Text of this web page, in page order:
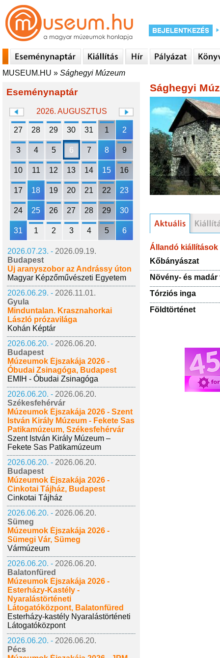
MUSEUM.HU » Sághegyi Múzeum
Eseménynaptár
2026. AUGUSZTUS
27 28 29 30 31 1 2
3 4 5 6 7 8 9
10 11 12 13 14 15 16
17 18 19 20 21 22 23
24 25 26 27 28 29 30
31 1 2 3 4 5 6
2026.07.23. - 2026.09.19.
Budapest
Új aranyszobor az Andrássy úton
Magyar Képzőművészeti Egyetem
2026.06.29. - 2026.11.01.
Gyula
Minduntalan. Krasznahorkai
László prózavilága
Kohán Képtár
2026.06.20. - 2026.06.20.
Budapest
Múzeumok Éjszakája 2026 -
Óbudai Zsinagóga, Budapest
EMIH - Óbudai Zsinagóga
2026.06.20. - 2026.06.20.
Székesfehérvár
Múzeumok Éjszakája 2026 - Szent
István Király Múzeum - Fekete Sas
Patikamúzeum, Székesfehérvár
Szent István Király Múzeum –
Fekete Sas Patikamúzeum
2026.06.20. - 2026.06.20.
Budapest
Múzeumok Éjszakája 2026 -
Cinkotai Tájház, Budapest
Cinkotai Tájház
2026.06.20. - 2026.06.20.
Sümeg
Múzeumok Éjszakája 2026 -
Sümegi Vár, Sümeg
Vármúzeum
2026.06.20. - 2026.06.20.
Balatonfüred
Múzeumok Éjszakája 2026 -
Esterházy-Kastély -
Nyaralástörténeti
Látogatóközpont, Balatonfüred
Esterházy-kastély Nyaralástörténeti
Látogatóközpont
2026.06.20. - 2026.06.20.
Pécs
Sághegyi
Állandó kiállítások
Kőbányászat
Növény- és madár
Tórziós inga
Földtörténet